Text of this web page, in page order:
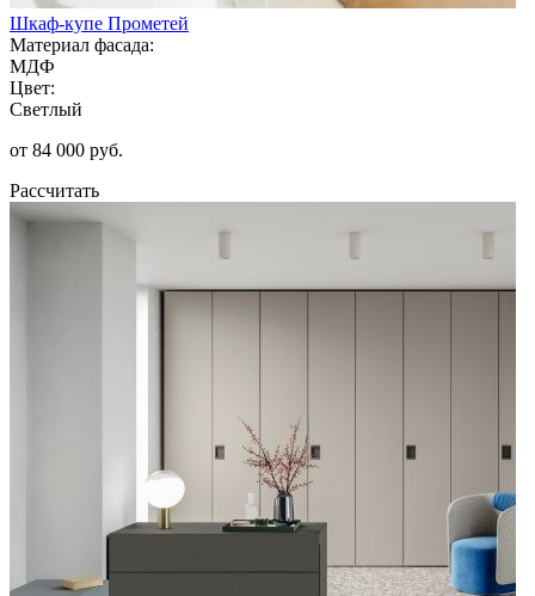
Шкаф-купе Прометей
Материал фасада:
МДФ
Цвет:
Светлый
от 84 000 руб.
Рассчитать